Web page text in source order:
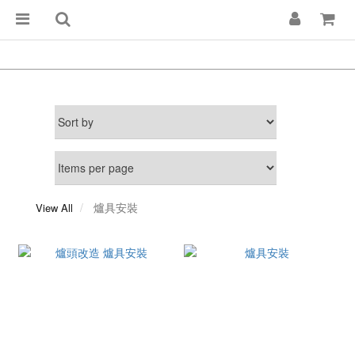
View All 爐具安裝